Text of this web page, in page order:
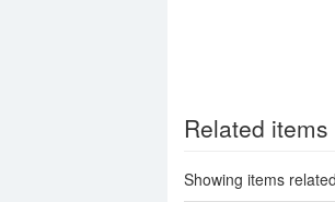
Related items
Showing items